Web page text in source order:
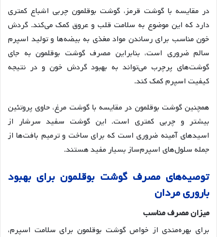
در مقایسه با گوشت قرمز، گوشت بوقلمون چربی اشباع کمتری
دارد که این موضوع به سلامت قلب و عروق کمک می‌کند. گردش
خون مناسب برای رساندن مواد مغذی به بیضه‌ها و تولید اسپرم
سالم ضروری است، بنابراین مصرف گوشت بوقلمون به جای
گوشت‌های پرچرب می‌تواند به بهبود گردش خون و در نتیجه
کیفیت اسپرم کمک کند.
همچنین گوشت بوقلمون در مقایسه با گوشت مرغ، حاوی پروتئین
بیشتر و چربی کمتری است. این گوشت سفید سرشار از
اسیدهای آمینه ضروری است که برای ساخت و ترمیم بافت‌ها از
جمله سلول‌های اسپرم‌ساز بسیار مفید هستند.
توصیههای مصرف گوشت بوقلمون برای بهبود
باروریمردان
میزانمصرفمناسب
برای بهره‌مندی از خواص گوشت بوقلمون برای سلامت اسپرم،